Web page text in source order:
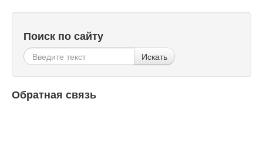
Поиск по сайту
Искать
Обратная связь